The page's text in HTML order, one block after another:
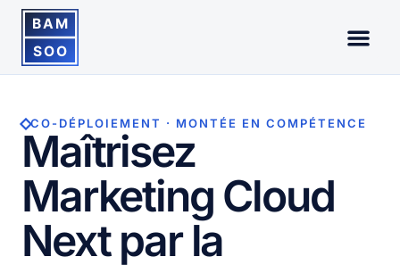
CO-DÉPLOIEMENT · MONTÉE EN COMPÉTENCE
Maîtrisez
Marketing Cloud
Next par la